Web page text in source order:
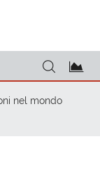
nel mondo